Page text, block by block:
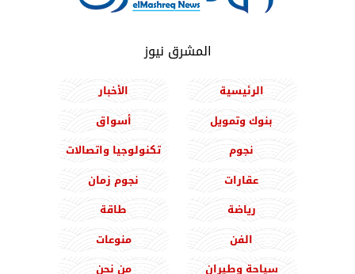
المشرق نيوز
الرئيسية
الأخبار
بنوك وتمويل
أسواق
نجوم
تكنولوجيا واتصالات
عقارات
نجوم زمان
رياضة
طاقة
الفن
منوعات
سياحة وطيران
من نحن